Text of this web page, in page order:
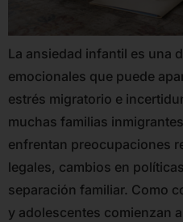
La ansiedad infantil es una
emocionales que puede
estrés migratorio e
muchas familias
enfrentan preocupaciones
legales, cambios en
separación familiar. Como
y adolescentes comienzan